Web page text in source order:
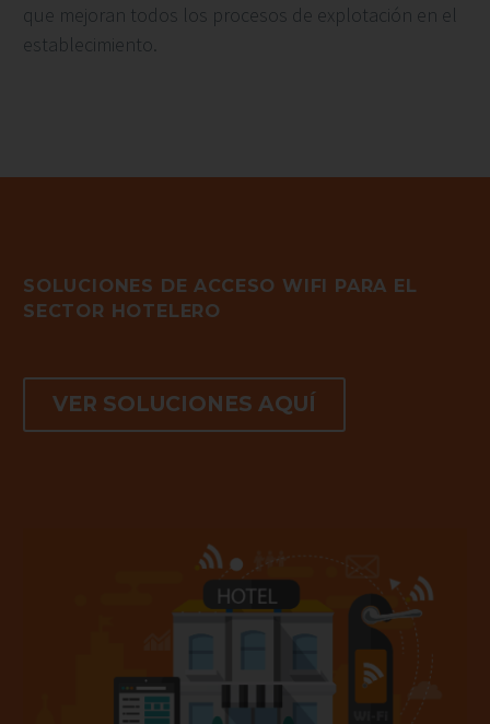
que mejoran todos los procesos de explotación en el
establecimiento.
SOLUCIONES DE ACCESO WIFI PARA EL
SECTOR HOTELERO
VER SOLUCIONES AQUÍ